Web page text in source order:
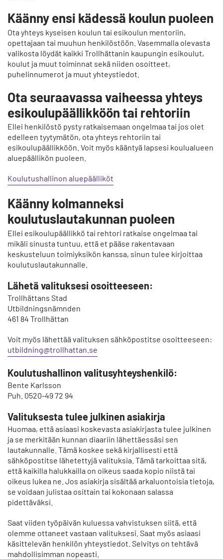
e
l
n
p
å
Käänny ensi kädessä koulun puoleen
Ota yhteys kyseisen koulun tai esikoulun mentoriin,
opettajaan tai muuhun henkilöstöön. Vasemmalla olevasta
valikosta löydät kaikki Trollhättanin kaupungin esikoulut,
koulut ja muut toiminnat sekä niiden osoitteet,
puhelinnumerot ja muut yhteystiedot.
Ota seuraavassa vaiheessa yhteys
esikoulupäällikköön tai rehtoriin
Ellei henkilöstö pysty ratkaisemaan ongelmaa tai jos olet
edelleen tyytymätön, ota yhteys rehtoriin tai
esikoulupäällikköön. Voit myös kääntyä lapsesi koulualueen
aluepäällikön puoleen.
Koulutushallinon aluepäälliköt
Käänny kolmanneksi
koulutuslautakunnan puoleen
Ellei esikoulupäällikkö tai rehtori ratkaise ongelmaa tai
mikäli sinusta tuntuu, että et pääse rakentavaan
keskusteluun toimiyksikön kanssa, sinun tulee kirjoittaa
koulutuslautakunnalle.
Lähetä valituksesi osoitteeseen:
Trollhättans Stad
Utbildningsnämnden
461 84 Trollhättan
Voit myös lähettää valituksen sähköpostitse osoitteeseen:
utbildning@trollhattan.se
Koulutushallinon valitusyhteyshenkilö:
Bente Karlsson
Puh. 0520-49 72 94
Valituksesta tulee julkinen asiakirja
Huomaa, että asiaasi koskevasta asiakirjasta tulee julkinen
ja se merkitään kunnan diaariin lähettäessäsi sen
lautakunnalle. Tämä koskee sekä kirjallisesti että
sähköpostitse lähetettyjä valituksia. Tämä tarkoittaa sitä,
että kaikilla halukkailla on oikeus saada kopio niistä tai
oikeus lukea ne. Jos asiakirja sisältää arkaluontoisia tietoja,
se voidaan julistaa osittain tai kokonaan salassa
pidettäväksi.
Saat viiden työpäivän kuluessa vahvistuksen siitä, että
olemme ottaneet vastaan valituksesi. Saat myös asiaasi
käsittelevän henkilön yhteystiedot. Selvitys on tehtävä
mahdollisimman nopeasti.